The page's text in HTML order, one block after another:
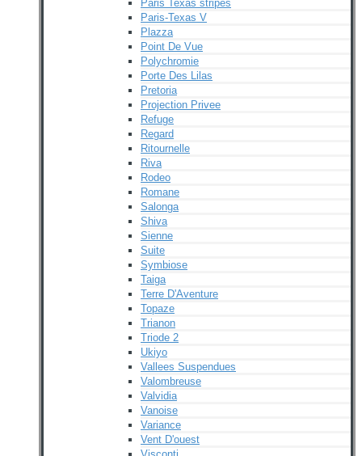
Paris Texas stripes
Paris-Texas V
Plazza
Point De Vue
Polychromie
Porte Des Lilas
Pretoria
Projection Privee
Refuge
Regard
Ritournelle
Riva
Rodeo
Romane
Salonga
Shiva
Sienne
Suite
Symbiose
Taiga
Terre D'Aventure
Topaze
Trianon
Triode 2
Ukiyo
Vallees Suspendues
Valombreuse
Valvidia
Vanoise
Variance
Vent D'ouest